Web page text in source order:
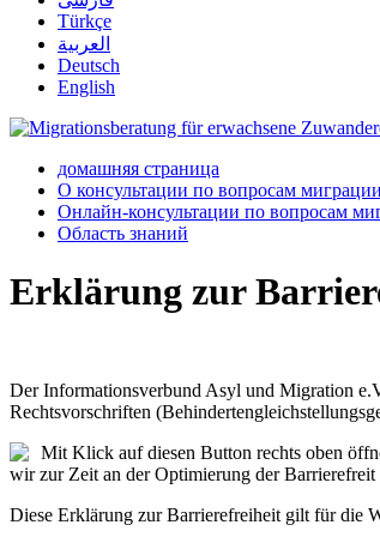
Türkçe
العربية
Deutsch
English
домашняя страница
О консультации по вопросам
Онлайн-консультации по вопросам
Область знаний
Erklärung zur
Der Informationsverbund Asyl und Migration
Rechtsvorschriften
Mit Klick auf diesen Button rechts oben
wir zur Zeit an der Optimierung der Barrierefreit
Diese Erklärung zur Barrierefreiheit gilt für die